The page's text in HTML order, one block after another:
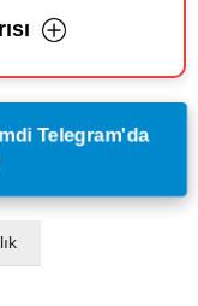
Telegram'da